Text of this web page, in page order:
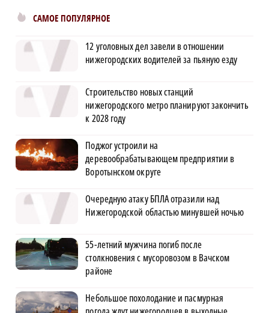
САМОЕ ПОПУЛЯРНОЕ
12 уголовных дел завели в отношении
нижегородских водителей за пьяную езду
Строительство новых станций
нижегородского метро планируют закончить
к 2028 году
Поджог устроили на
деревообрабатывающем предприятии в
Воротынском округе
Очередную атаку БПЛА отразили над
Нижегородской областью минувшей ночью
55-летний мужчина погиб после
столкновения с мусоровозом в Вачском
районе
Небольшое похолодание и пасмурная